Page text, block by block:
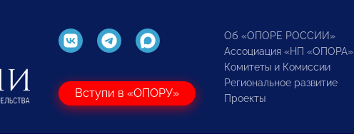
Вступи в «ОПОРУ»
Об «ОПОРЕ РОССИИ»
Ассоциация «НП «ОПОРА»
Комитеты и Комиссии
Региональное развитие
Проекты